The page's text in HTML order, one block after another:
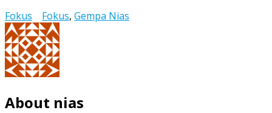
Fokus
Fokus, Gempa Nias
About nias